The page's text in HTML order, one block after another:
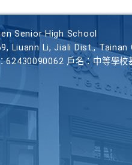
Senior High School
Liuann Li, Jiali Dist., Tainan
62430090062 戶名：中等學